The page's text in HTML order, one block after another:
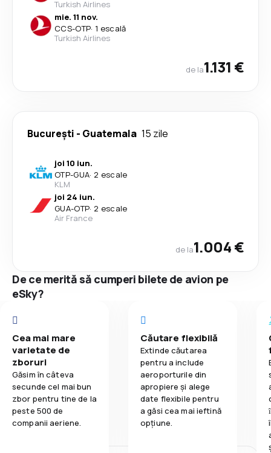
Turkish Airlines
mie. 11 nov.
CCS-OTP· 1 escală
Turkish Airlines
de la1.131 €
București - Guatemala 15 zile
joi 10 iun.
OTP-GUA· 2 escale
KLM
joi 24 iun.
GUA-OTP· 2 escale
Air France
de la1.004 €
De ce merită să cumperi bilete de avion pe
eSky?
Cea mai mare
varietate de
zboruri
Găsim în câteva
secunde cel mai bun
zbor pentru tine de la
peste 500 de
companii aeriene.
Căutare flexibilă
Extinde căutarea
pentru a include
aeroporturile din
apropiere și alege
date flexibile pentru
a găsi cea mai ieftină
opțiune.